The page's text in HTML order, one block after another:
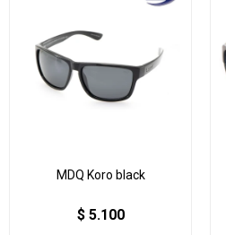
MDQ Koro black
$ 5.100